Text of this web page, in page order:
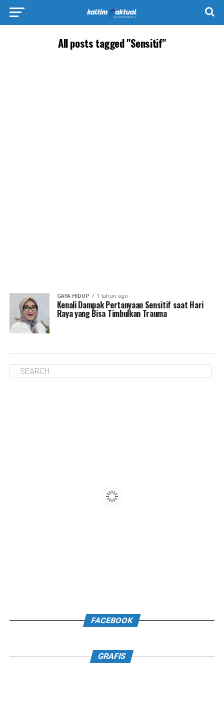
All posts tagged "Sensitif"
GAYA HIDUP 1 tahun ago
Kenali Dampak Pertanyaan Sensitif saat Hari
Raya yang Bisa Timbulkan Trauma
FACEBOOK
GRAFIS